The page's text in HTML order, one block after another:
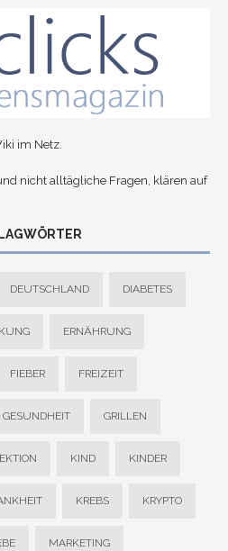
im Netz.
nicht alltägliche Fragen, klären auf
DEUTSCHLAND DIABETES
ERNÄHRUNG
FIEBER FREIZEIT
GESUNDHEIT GRILLEN
KIND KINDER
KREBS KRYPTO
MARKETING